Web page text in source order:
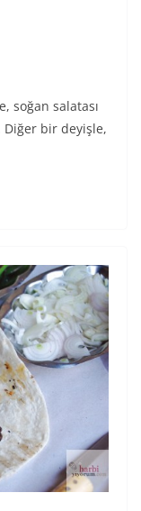
soğan salatası
bir deyişle,